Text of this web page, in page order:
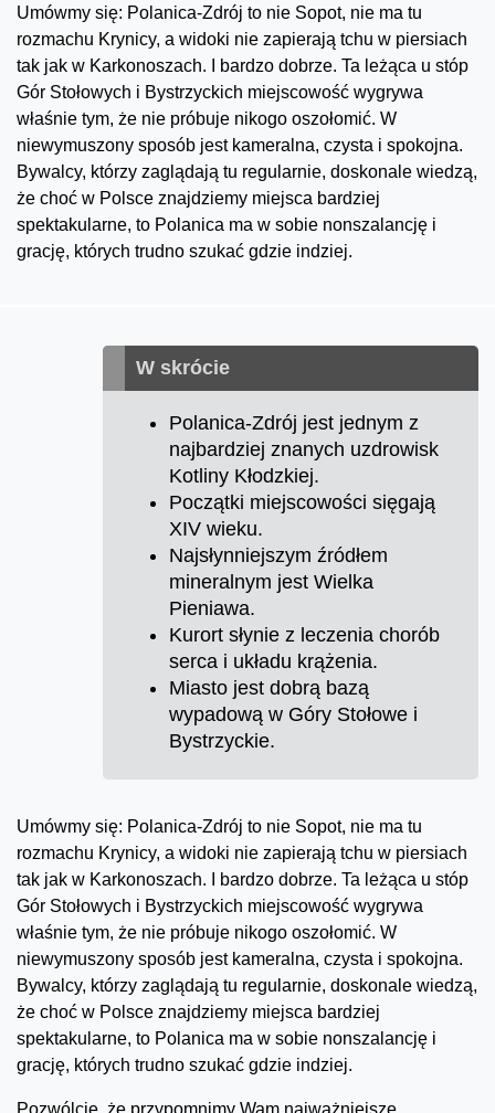
Umówmy się: Polanica-Zdrój to nie Sopot, nie ma tu
rozmachu Krynicy, a widoki nie zapierają tchu w piersiach
tak jak w Karkonoszach. I bardzo dobrze. Ta leżąca u stóp
Gór Stołowych i Bystrzyckich miejscowość wygrywa
właśnie tym, że nie próbuje nikogo oszołomić. W
niewymuszony sposób jest kameralna, czysta i spokojna.
Bywalcy, którzy zaglądają tu regularnie, doskonale wiedzą,
że choć w Polsce znajdziemy miejsca bardziej
spektakularne, to Polanica ma w sobie nonszalancję i
grację, których trudno szukać gdzie indziej.
W skrócie
Polanica-Zdrój jest jednym z
najbardziej znanych uzdrowisk
Kotliny Kłodzkiej.
Początki miejscowości sięgają
XIV wieku.
Najsłynniejszym źródłem
mineralnym jest Wielka
Pieniawa.
Kurort słynie z leczenia chorób
serca i układu krążenia.
Miasto jest dobrą bazą
wypadową w Góry Stołowe i
Bystrzyckie.
Umówmy się: Polanica-Zdrój to nie Sopot, nie ma tu
rozmachu Krynicy, a widoki nie zapierają tchu w piersiach
tak jak w Karkonoszach. I bardzo dobrze. Ta leżąca u stóp
Gór Stołowych i Bystrzyckich miejscowość wygrywa
właśnie tym, że nie próbuje nikogo oszołomić. W
niewymuszony sposób jest kameralna, czysta i spokojna.
Bywalcy, którzy zaglądają tu regularnie, doskonale wiedzą,
że choć w Polsce znajdziemy miejsca bardziej
spektakularne, to Polanica ma w sobie nonszalancję i
grację, których trudno szukać gdzie indziej.
Pozwólcie, że przypomnimy Wam najważniejsze